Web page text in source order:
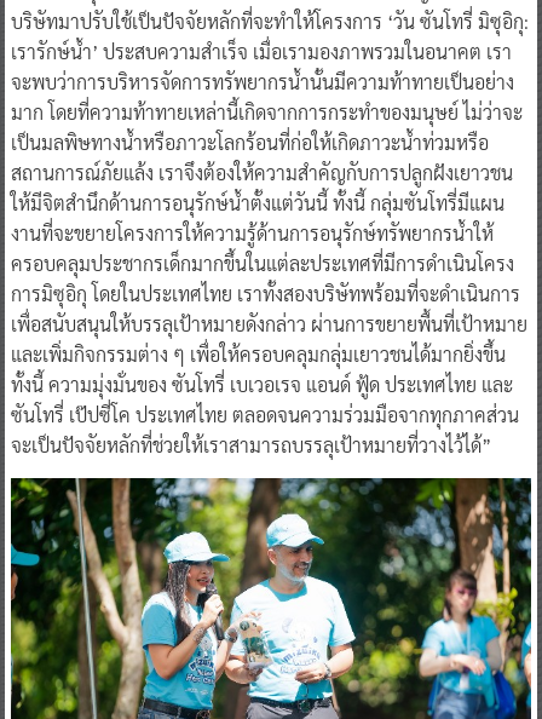
บริษัทมาปรับใช้เป็นปัจจัยหลักที่จะทำให้โครงการ ‘วัน ซันโทรี่ มิซุอิกุ:
เรารักษ์น้ำ’ ประสบความสำเร็จ เมื่อเรามองภาพรวมในอนาคต เรา
จะพบว่าการบริหารจัดการทรัพยากรน้ำนั้นมีความท้าทายเป็นอย่าง
มาก โดยที่ความท้าทายเหล่านี้เกิดจากการกระทำของมนุษย์ ไม่ว่าจะ
เป็นมลพิษทางน้ำหรือภาวะโลกร้อนที่ก่อให้เกิดภาวะน้ำท่วมหรือ
สถานการณ์ภัยแล้ง เราจึงต้องให้ความสำคัญกับการปลูกฝังเยาวชน
ให้มีจิตสำนึกด้านการอนุรักษ์น้ำตั้งแต่วันนี้ ทั้งนี้ กลุ่มซันโทรี่มีแผน
งานที่จะขยายโครงการให้ความรู้ด้านการอนุรักษ์ทรัพยากรน้ำให้
ครอบคลุมประชากรเด็กมากขึ้นในแต่ละประเทศที่มีการดำเนินโครง
การมิซุอิกุ โดยในประเทศไทย เราทั้งสองบริษัทพร้อมที่จะดำเนินการ
เพื่อสนับสนุนให้บรรลุเป้าหมายดังกล่าว ผ่านการขยายพื้นที่เป้าหมาย
และเพิ่มกิจกรรมต่าง ๆ เพื่อให้ครอบคลุมกลุ่มเยาวชนได้มากยิ่งขึ้น
ทั้งนี้ ความมุ่งมั่นของ ซันโทรี่ เบเวอเรจ แอนด์ ฟู้ด ประเทศไทย และ
ซันโทรี่ เป๊ปซี่โค ประเทศไทย ตลอดจนความร่วมมือจากทุกภาคส่วน
จะเป็นปัจจัยหลักที่ช่วยให้เราสามารถบรรลุเป้าหมายที่วางไว้ได้”